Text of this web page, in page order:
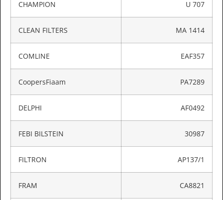
CHAMPION U 707
CLEAN FILTERS MA 1414
COMLINE EAF357
CoopersFiaam PA7289
DELPHI AF0492
FEBI BILSTEIN 30987
FILTRON AP137/1
FRAM CA8821